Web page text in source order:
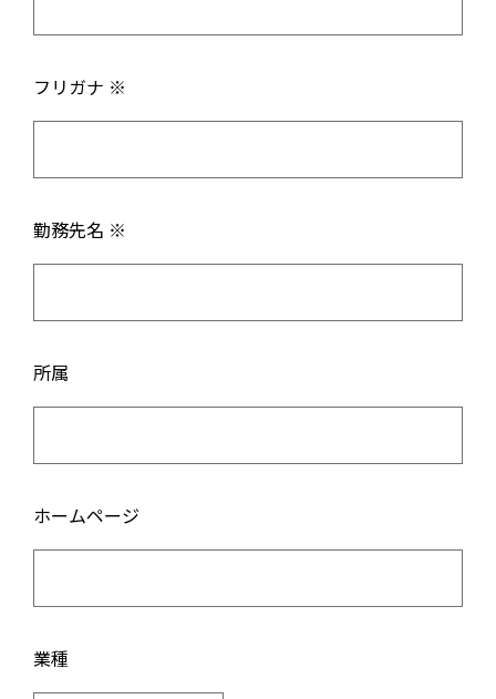
フリガナ ※
勤務先名 ※
所属
ホームページ
業種